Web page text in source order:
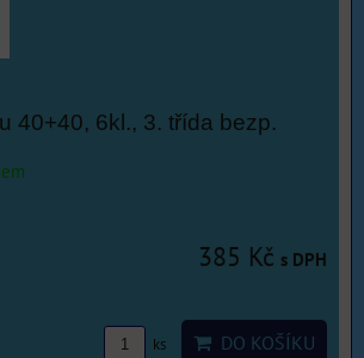
40+40, 6kl., 3. třída bezp.
385 Kč s DPH
ks DO KOŠÍKU